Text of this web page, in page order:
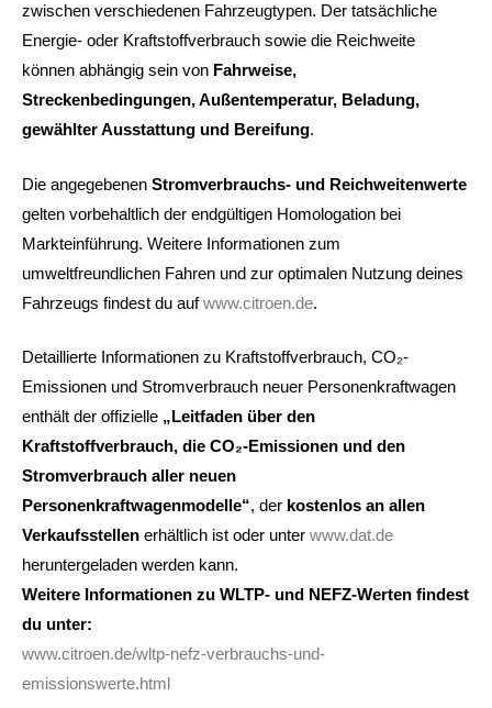
zwischen verschiedenen Fahrzeugtypen. Der tatsächliche
Energie- oder Kraftstoffverbrauch sowie die Reichweite
können abhängig sein von Fahrweise,
Streckenbedingungen, Außentemperatur, Beladung,
gewählter Ausstattung und Bereifung.
Die angegebenen Stromverbrauchs- und Reichweitenwerte
gelten vorbehaltlich der endgültigen Homologation bei
Markteinführung. Weitere Informationen zum
umweltfreundlichen Fahren und zur optimalen Nutzung deines
Fahrzeugs findest du aufwww.citroen.de.
Detaillierte Informationen zu Kraftstoffverbrauch, CO₂-
Emissionen und Stromverbrauch neuer Personenkraftwagen
enthält der offizielle „Leitfaden über den
Kraftstoffverbrauch, die CO₂-Emissionen und den
Stromverbrauch aller neuen
Personenkraftwagenmodelle“, der kostenlos an allen
Verkaufsstellen erhältlich ist oder unter www.dat.de
heruntergeladen werden kann.
Weitere Informationen zu WLTP- und NEFZ-Werten findest
du unter:
www.citroen.de/wltp-nefz-verbrauchs-und-
emissionswerte.html